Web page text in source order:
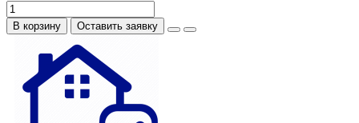
В корзину Оставить заявку